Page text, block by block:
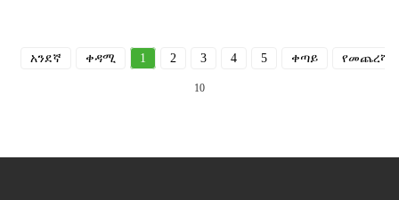
አንደኛ ቀዳሚ 1 2 3 4 5 ቀጣይ የመጨረሻ
10